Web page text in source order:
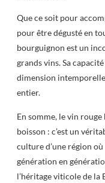
Que ce soit pour
pour être dégusté en
bourguignon est un
grands vins. Sa
dimension
entier.
En somme, le vin
boisson : c’est un
culture d’une région
génération en
l’héritage viticole de la